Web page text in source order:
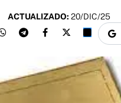
ACTUALIZADO: 20/DIC/25